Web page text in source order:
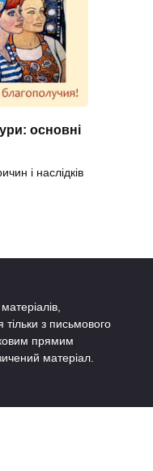
основні
і наслідків
тільки з письмового
прямим
матеріал.